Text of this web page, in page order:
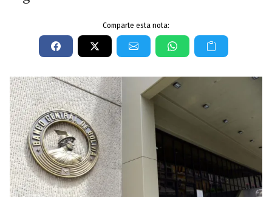
Comparte esta nota: